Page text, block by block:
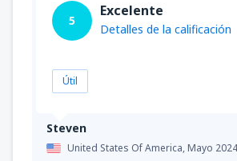
Steven
United States Of America,Mayo 2024
5
Excelente
Detalles de la calificación
Útil